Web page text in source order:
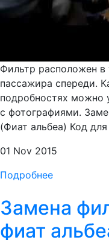
Фильтр расположен в
пассажира спереди.
подробностях можно
с фотографиями.
(Фиат альбеа) Код для
01 Nov 2015
Подробнее
Замена
фиат